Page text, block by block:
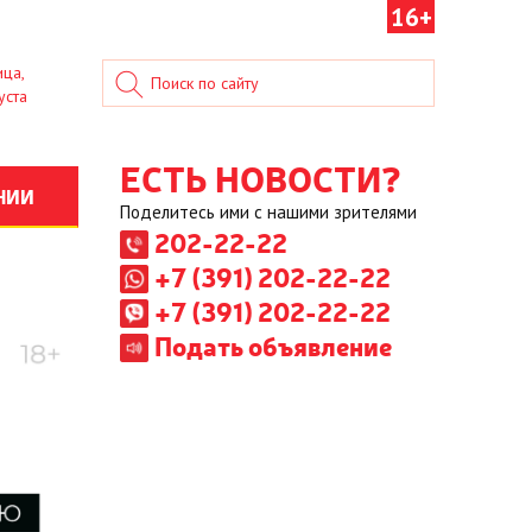
16+
ЕСТЬ НОВОСТИ?
Поделитесь ими с нашими зрителями
202-22-22
+7 (391) 202-22-22
+7 (391) 202-22-22
Подать объявление